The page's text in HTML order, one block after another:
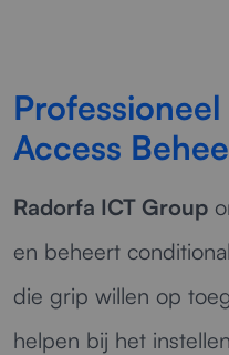
Access
Radorfa ICT Group
en beheert
die grip willen op
helpen bij het